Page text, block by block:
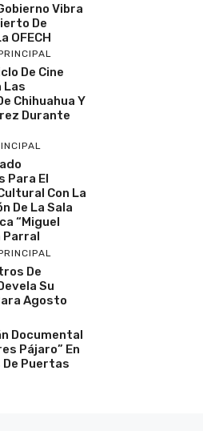
Vibra
De
OFECH
De Cine
Las
Chihuahua Y
Durante
Para El
Con La
De La Sala
“Miguel
Parral
De
Su
Agosto
Documental
Pájaro” En
Puertas